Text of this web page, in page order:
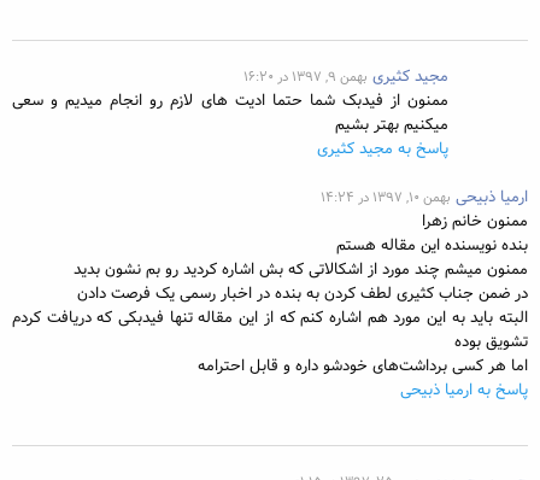
مجید کثیری بهمن ۹, ۱۳۹۷ در ۱۶:۲۰
ممنون از فیدبک شما حتما ادیت های لازم رو انجام میدیم و سعی
میکنیم بهتر بشیم
پاسخ به مجید کثیری
ارمیا ذبیحی بهمن ۱۰, ۱۳۹۷ در ۱۴:۲۴
ممنون خانم زهرا
بنده نویسنده این مقاله هستم
ممنون میشم چند مورد از اشکالاتی که بش اشاره کردید رو بم نشون بدید
در ضمن جناب کثیری لطف کردن به بنده در اخبار رسمی یک فرصت دادن
البته باید به این مورد هم اشاره کنم که از این مقاله تنها فیدبکی که دریافت کردم
تشویق بوده
اما هر کسی برداشت‌های خودشو داره و قابل احترامه
پاسخ به ارمیا ذبیحی